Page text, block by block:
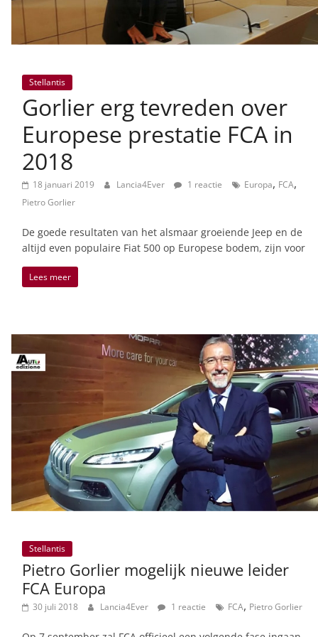
Stellantis
Gorlier erg tevreden over
Europese prestatie FCA in
2018
18 januari 2019 Lancia4Ever 1 reactie Europa, FCA,
Pietro Gorlier
De goede resultaten van het alsmaar groeiende Jeep en de
altijd even populaire Fiat 500 op Europese bodem, zijn voor
Lees meer
Stellantis
Pietro Gorlier mogelijk nieuwe leider
FCA Europa
30 juli 2018 Lancia4Ever 1 reactie FCA, Pietro Gorlier